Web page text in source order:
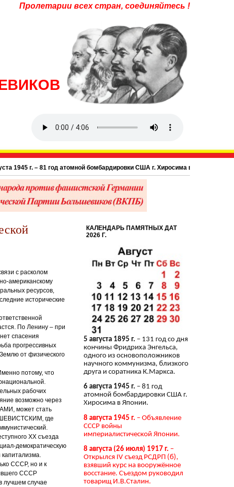
Пролетарии всех стран, соединяйтесь !
1945 г. – 81 год атомной бомбардировки США г. Хиросима в Японии.
с расколом
американскому
ресурсов,
исторические
По Ленину – при
спасения
прогрессивных
от физического
потому, что
рабочих
возможно через
может стать
где
ХХ съезда
демократическую
СССР, но и к
СССР
лучшем случае
КАЛЕНДАРЬ ПАМЯТНЫХ ДАТ
2026 Г.
5 августа 1895 г. – 131 год со дня
кончины Фридриха Энгельса,
одного из основоположников
научного коммунизма, близкого
друга и соратника К.Маркса.
6 августа 1945 г. – 81 год
атомной бомбардировки США г.
Хиросима в Японии.
8 августа 1945 г. – Объявление
СССР войны
империалистической Японии.
8 августа (26 июля) 1917 г. –
Открылся IV съезд РСДРП (б),
взявший курс на вооружённое
восстание. Съездом руководил
товарищ И.В.Сталин.